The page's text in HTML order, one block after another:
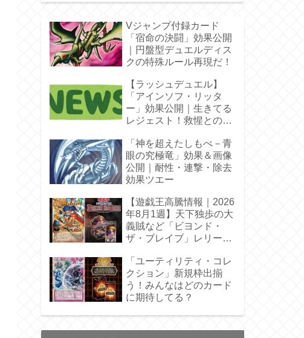
Vジャンプ付録カード
「宿命の決闘」効果公開
｜円盤型デュエルディス
クの特殊ルール再現だ！
【ラッシュデュエル】
「アインソフ・リッタ
ー」効果公開｜生きてる
レジェスト！救惺との相
「神を超えたしもべ－青
眼の究極竜」効果＆画像
公開｜耐性・連撃・除去
効果ツエー
【遊戯王高騰情報｜2026
年8月1週】天下独歩の大
義賊など「ビヨンド・
ザ・ブレイブ」レリーフ
「ユーティリティ・コレ
クション」新規枠出揃
う！みんなはどのカード
に期待してる？